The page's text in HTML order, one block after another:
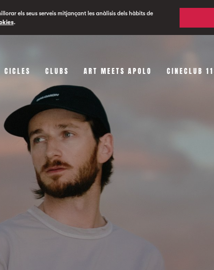
els seus serveis mitjançant les anàlisis dels hàbits de
.
CICLES CLUBS ART MEETS APOLO CINECLUB